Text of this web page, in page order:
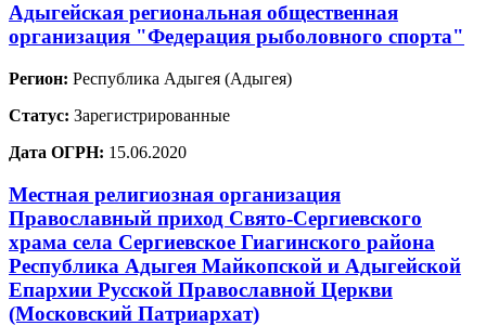
Адыгейская региональная общественная
организация "Федерация рыболовного спорта"
Регион: Республика Адыгея (Адыгея)
Статус: Зарегистрированные
Дата ОГРН: 15.06.2020
Местная религиозная организация
Православный приход Свято-Сергиевского
храма села Сергиевское Гиагинского района
Республика Адыгея Майкопской и Адыгейской
Епархии Русской Православной Церкви
(Московский Патриархат)